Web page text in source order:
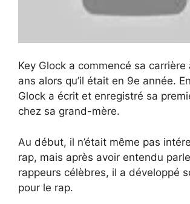
Key Glock a commencé sa carrière
ans alors qu’il était en 9e année.
Glock a écrit et enregistré sa
chez sa grand-mère.
Au début, il n’était même pas
rap, mais après avoir entendu
rappeurs célèbres, il a développé
pour le rap.